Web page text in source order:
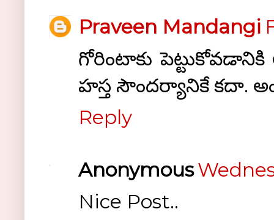
Praveen Mandangi
గోరింటాకు
హస్త సౌందర్యానికే కదా.
Reply
Anonymous
Nice Post..